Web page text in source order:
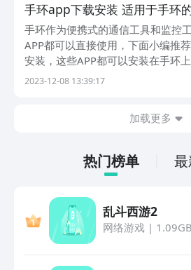
手环app下载安装 适用于手环
手环作为便携式的通信工具和监控
APP都可以直接使用，下面小编推
安装，这些APP都可以安装在手环
环系统APP帮助大家利用手环进行
2023-12-08 13:39:17
加载更多
热门榜单
乱斗西游2
网络游戏| 1.09GB